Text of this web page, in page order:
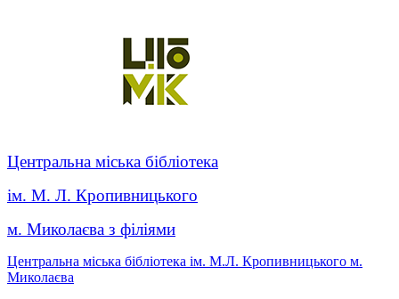
Центральна міська бібліотека
ім. М. Л. Кропивницького
м. Миколаєва з філіями
Центральна міська бібліотека ім. М.Л. Кропивницького м.
Миколаєва